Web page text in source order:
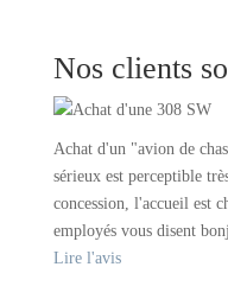
Nos clients
Achat d'un "avion de
sérieux est perceptible
concession, l'accueil est
employés vous disent
Lire l'avis